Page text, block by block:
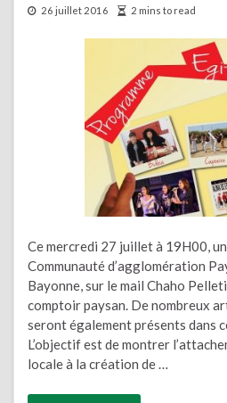
26 juillet 2016
2 mins to read
Ce mercredi 27 juillet à 19H00,
Communauté d’agglomération
Bayonne, sur le mail Chaho
comptoir paysan. De nombreux
seront également présents dans
L’objectif est de montrer
locale à la création de …